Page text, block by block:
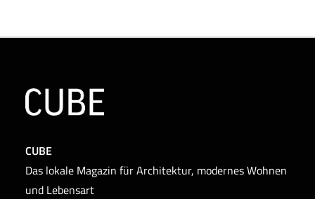
CUBE
Das lokale Magazin für Architektur, modernes Wohnen
und Lebensart